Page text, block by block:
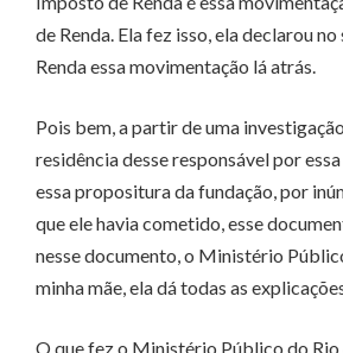
de Renda. Ela fez isso, ela declarou
Renda essa movimentação lá atrás.
Pois bem, a partir de uma
residência desse responsável por
essa propositura da fundação, por
que ele havia cometido, esse
nesse documento, o Ministério
minha mãe, ela dá todas as
O que fez o Ministério Público do Rio